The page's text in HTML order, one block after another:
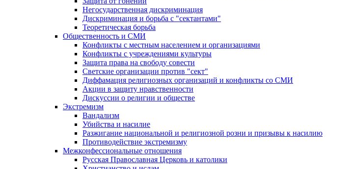
Негосударственная дискриминация
Дискриминация и борьба с "сектантами"
Теоретическая борьба
Общественность и СМИ
Конфликты с местным населением и организациями
Конфликты с учреждениями культуры
Защита права на свободу совести
Светские организации против "сект"
Диффамация религиозных организаций и конфликты со СМИ
Акции в защиту нравственности
Дискуссии о религии и обществе
Экстремизм
Вандализм
Убийства и насилие
Разжигание национальной и религиозной розни и призывы к насилию
Противодействие экстремизму
Межконфессиональные отношения
Русская Православная Церковь и католики